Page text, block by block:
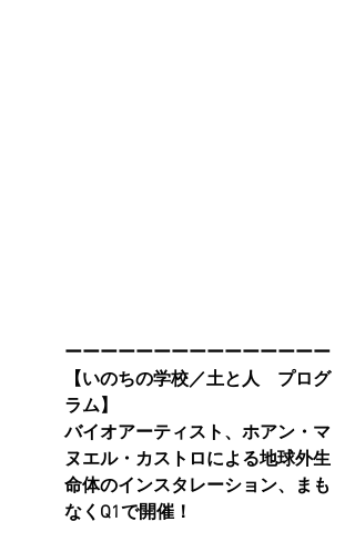
ーーーーーーーーーーーーーーー
【いのちの学校／土と人　プログ
ラム】
バイオアーティスト、ホアン・マ
ヌエル・カストロによる地球外生
命体のインスタレーション、まも
なくQ1で開催！